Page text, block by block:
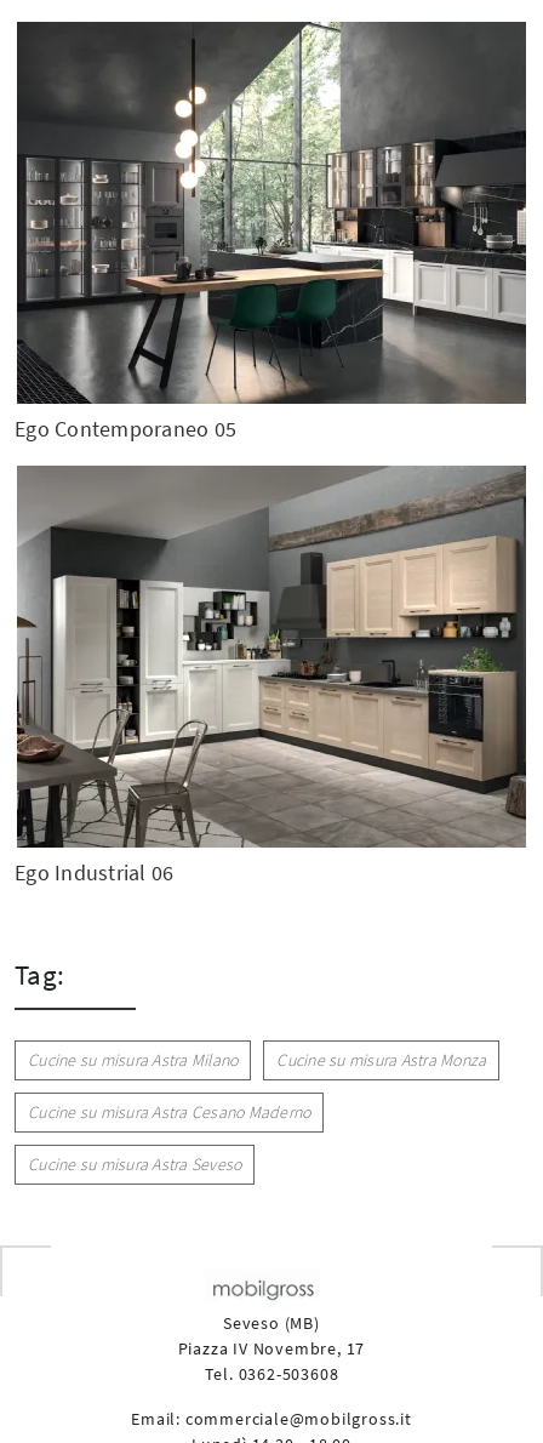
Ego Contemporaneo 05
Ego Industrial 06
Tag:
Cucine su misura Astra Milano Cucine su misura Astra Monza
Cucine su misura Astra Cesano Maderno
Cucine su misura Astra Seveso
Seveso (MB)
Piazza IV Novembre, 17
Tel. 0362-503608
Email: commerciale@mobilgross.it